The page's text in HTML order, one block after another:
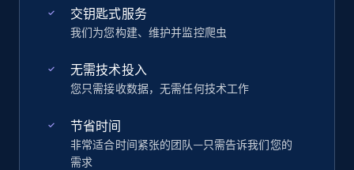
交钥匙式服务
我们为您构建、维护并监控爬虫
无需技术投入
您只需接收数据，无需任何技术工作
节省时间
非常适合时间紧张的团队—只需告诉我们您的
需求